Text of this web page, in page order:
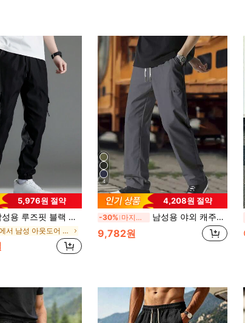
5,976원 절약
, 커프스 밑단이 있는 여름 스타일, 십대 봄을 위한 세련되고 다재다능한 스포츠 바지
에서 남성 아웃도어 바지
4
4,208원 절약
-30% 마지막 3일 남성용 야외 캐주얼 경량 아이스 실크 스트레이트 레그 드로스트링 스포츠 팬츠, 여름에 적합
9,782원